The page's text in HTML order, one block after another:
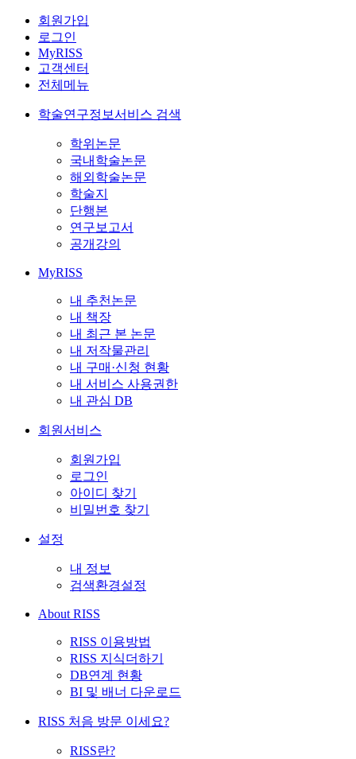
회원가입
로그인
MyRISS
고객센터
전체메뉴
학술연구정보서비스 검색
학위논문
국내학술논문
해외학술논문
학술지
단행본
연구보고서
공개강의
MyRISS
내 추천논문
내 책장
내 최근 본 논문
내 저작물관리
내 구매·신청 현황
내 서비스 사용권한
내 관심 DB
회원서비스
회원가입
로그인
아이디 찾기
비밀번호 찾기
설정
내 정보
검색환경설정
About RISS
RISS 이용방법
RISS 지식더하기
DB연계 현황
BI 및 배너 다운로드
RISS 처음 방문 이세요?
RISS란?